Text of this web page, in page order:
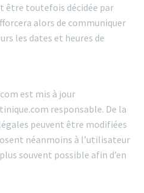
être toutefois décidée par
alors de communiquer
les dates et heures de
est mis à jour
responsable. De la
peuvent être modifiées
néanmoins à l’utilisateur
souvent possible afin d’en